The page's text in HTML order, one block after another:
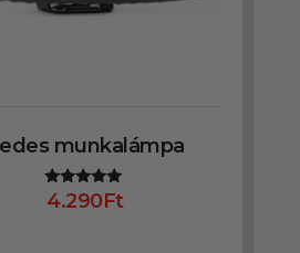
munkalámpa
Értékelés:
5.00
4.290Ft